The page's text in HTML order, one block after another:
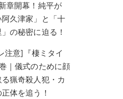
章開幕！純平が
阿久津家」と「十
の秘密に迫る！
注意]『棲ミタイ
｜儀式のために顔
猟奇殺人犯・カ
体を追う！